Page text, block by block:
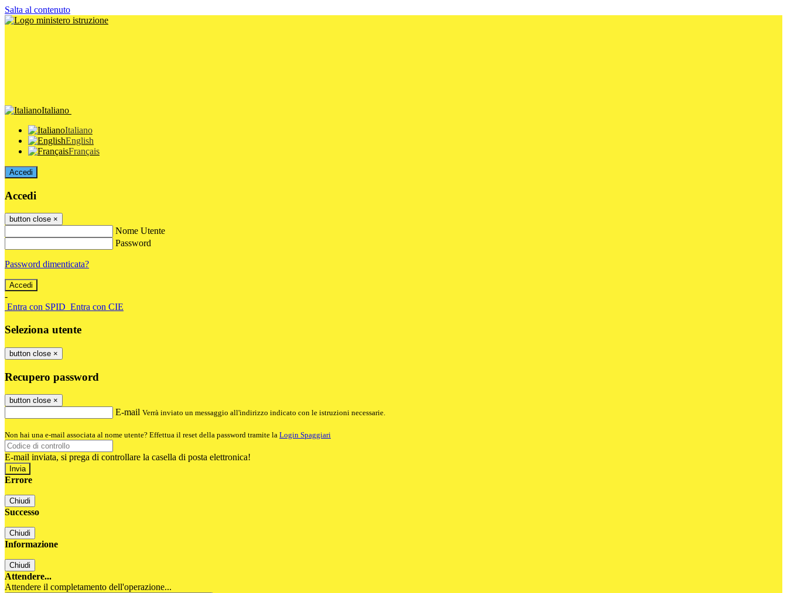
Salta al contenuto
Italiano
Italiano
English
Français
Accedi
Accedi
button close ×
Nome Utente
Password
Password dimenticata?
-
Entra con SPID Entra con CIE
Seleziona utente
button close ×
Recupero password
button close ×
E-mail Verrà inviato un messaggio all'indirizzo indicato con le istruzioni necessarie.
Non hai una e-mail associata al nome utente? Effettua il reset della password tramite la Login Spaggiari
E-mail inviata, si prega di controllare la casella di posta elettronica!
Errore
Chiudi
Successo
Chiudi
Informazione
Chiudi
Attendere...
Attendere il completamento dell'operazione...